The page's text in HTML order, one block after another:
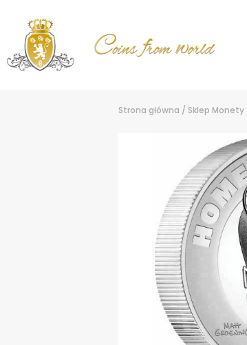
Strona główna / Sklep Monety